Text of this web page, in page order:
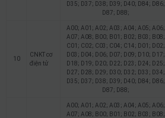
D35; D37; D38; D39; D40; D84; D86;
D87; D88;
10
CNKT cơ
điện tử
A00; A01; A02; A03; A04; A05; A06;
A07; A08; B00; B01; B02; B03; B08;
C01; C02; C03; C04; C14; D01; D02;
D03; D04; D06; D07; D09; D10; D17;
D18; D19; D20; D22; D23; D24; D25;
D27; D28; D29; D30; D32; D33; D34;
D35; D37; D38; D39; D40; D84; D86;
D87; D88;
A00; A01; A02; A03; A04; A05; A06;
A07; A08; B00; B01; B02; B03; B08;